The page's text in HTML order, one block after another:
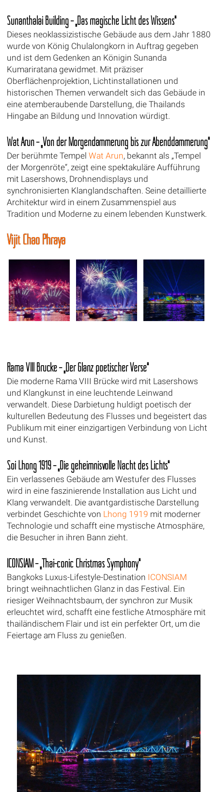
Sunanthalai Building – „Das magische Licht des Wissens“
Dieses neoklassizistische Gebäude aus dem Jahr 1880
wurde von König Chulalongkorn in Auftrag gegeben
und ist dem Gedenken an Königin Sunanda
Kumariratana gewidmet. Mit präziser
Oberflächenprojektion, Lichtinstallationen und
historischen Themen verwandelt sich das Gebäude in
eine atemberaubende Darstellung, die Thailands
Hingabe an Bildung und Innovation würdigt.
Wat Arun – „Von der Morgendämmerung bis zur Abenddämmerung“
Der berühmte Tempel Wat Arun, bekannt als „Tempel
der Morgenröte“, zeigt eine spektakuläre Aufführung
mit Lasershows, Drohnendisplays und
synchronisierten Klanglandschaften. Seine detaillierte
Architektur wird in einem Zusammenspiel aus
Tradition und Moderne zu einem lebenden Kunstwerk.
Vijit Chao Phraya
Rama VIII Brücke – „Der Glanz poetischer Verse“
Die moderne Rama VIII Brücke wird mit Lasershows
und Klangkunst in eine leuchtende Leinwand
verwandelt. Diese Darbietung huldigt poetisch der
kulturellen Bedeutung des Flusses und begeistert das
Publikum mit einer einzigartigen Verbindung von Licht
und Kunst.
Soi Lhong 1919 – „Die geheimnisvolle Nacht des Lichts“
Ein verlassenes Gebäude am Westufer des Flusses
wird in eine faszinierende Installation aus Licht und
Klang verwandelt. Die avantgardistische Darstellung
verbindet Geschichte von Lhong 1919 mit moderner
Technologie und schafft eine mystische Atmosphäre,
die Besucher in ihren Bann zieht.
ICONSIAM – „Thai-conic Christmas Symphony“
Bangkoks Luxus-Lifestyle-Destination ICONSIAM
bringt weihnachtlichen Glanz in das Festival. Ein
riesiger Weihnachtsbaum, der synchron zur Musik
erleuchtet wird, schafft eine festliche Atmosphäre mit
thailändischem Flair und ist ein perfekter Ort, um die
Feiertage am Fluss zu genießen.